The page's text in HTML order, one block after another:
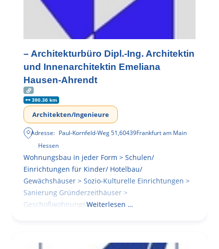
– Architekturbüro Dipl.-Ing. Architektin
und Innenarchitektin Emeliana
Hausen-Ahrendt
390.36 km
Architekten/Ingenieure
Adresse: Paul-Kornfeld-Weg 51,60439Frankfurt am Main
Hessen
Wohnungsbau in jeder Form > Schulen/
Einrichtungen für Kinder/ Hotelbau/
Gewächshäuser > Sozio-Kulturelle Einrichtungen >
Sanierung Gründerzeithäuser >
GeschoßwohnungsbauWeiterlesen …